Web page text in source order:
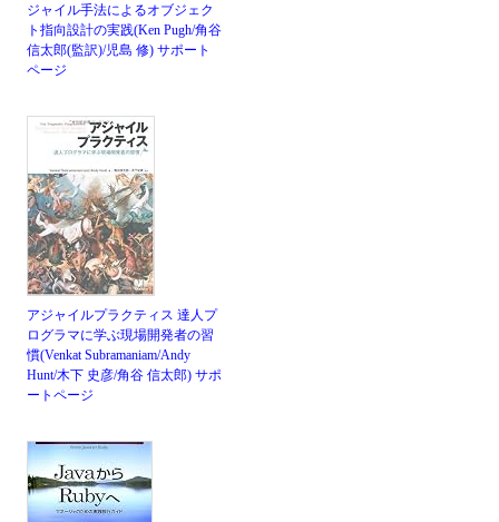
ジャイル手法によるオブジェク
ト指向設計の実践(Ken Pugh/角谷
信太郎(監訳)/児島 修) サポート
ページ
アジャイルプラクティス 達人プ
ログラマに学ぶ現場開発者の習
慣(Venkat Subramaniam/Andy
Hunt/木下 史彦/角谷 信太郎) サポ
ートページ